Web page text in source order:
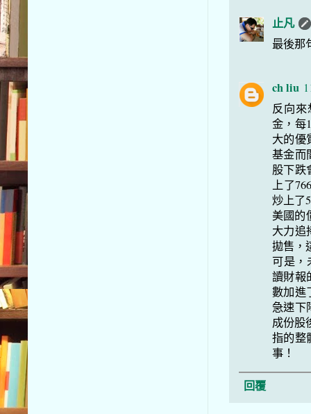
止凡
最後那
ch liu
反向
金，每
大的優
基金而
股下跌
上了
炒上了
美國的
大力追
拋售，
可是，
讀財報
數加進
急速下
成份股
指的整
事！
回覆